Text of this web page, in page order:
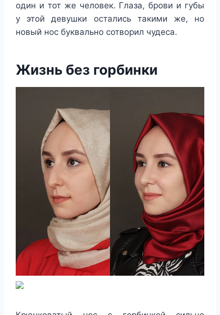
один и тот же человек. Глаза, брови и губы
у этой девушки остались такими же, но
новый нос буквально сотворил чудеса.
Жизнь без горбинки